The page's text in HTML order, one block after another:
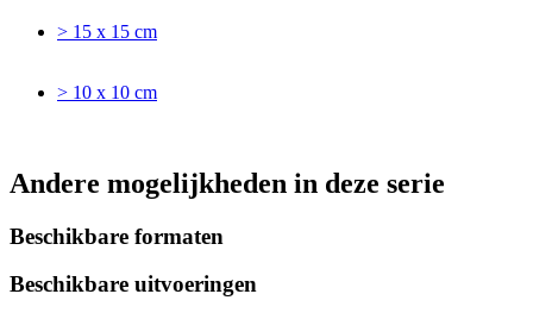
> 15 x 15 cm
> 10 x 10 cm
Andere mogelijkheden in deze serie
Beschikbare formaten
Beschikbare uitvoeringen